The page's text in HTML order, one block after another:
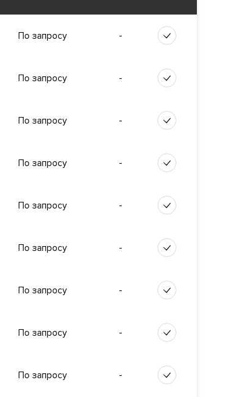
По запросу -
По запросу -
По запросу -
По запросу -
По запросу -
По запросу -
По запросу -
По запросу -
По запросу -